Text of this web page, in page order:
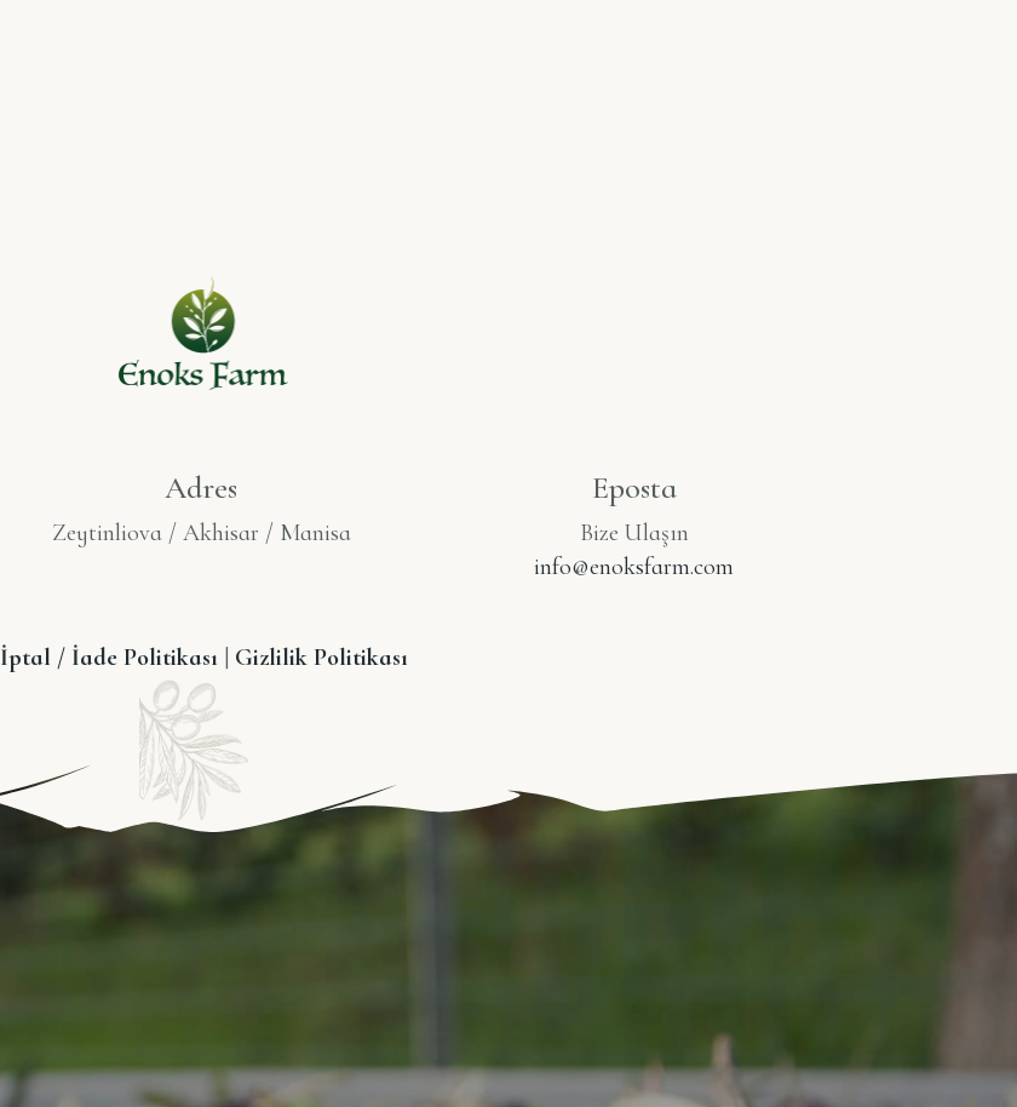
Adres
Zeytinliova / Akhisar / Manisa
Eposta
Bize Ulaşın
info@enoksfarm.com
İptal / İade Politikası Gizlilik Politikası